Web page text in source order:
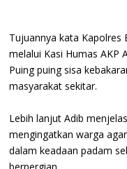
Tujuannya kata Kapolres
melalui Kasi Humas AKP
Puing puing sisa
masyarakat sekitar.
Lebih lanjut Adib
mengingatkan warga
dalam keadaan padam
berpergian.